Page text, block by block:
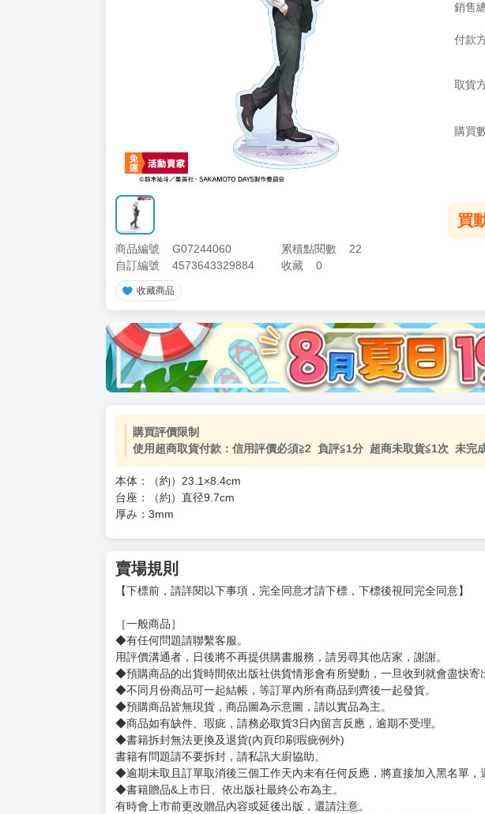
商品編號 G07244060 累積點閱數
22
自訂編號
4573643329884 收藏 0
收藏商品
銷售
付款
取貨
購買
買
加價購 ( 共
(加購品) 買動漫★《$15元-加固紙箱包裝》
購買評價限制
本体：（約）23.1×8.4cm
台座：（約）直径9.7cm
厚み：3mm
賣場規則
【下標前，請詳閱以下事項，完全同意才請下標，下標後視同完全同意】
［一般商品］
◆有任何問題請聯繫客服。